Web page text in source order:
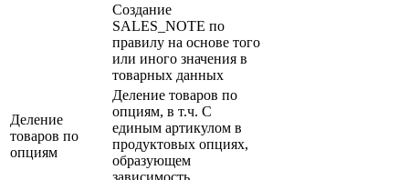
Создание
SALES_NOTE по
правилу на основе того
или иного значения в
товарных данных
Деление
товаров по
опциям
Деление товаров по
опциям, в т.ч. С
единым артикулом в
продуктовых опциях,
образующем
зависимость